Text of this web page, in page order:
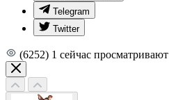
Telegram
Twitter
(6252) 1 сейчас просматривают